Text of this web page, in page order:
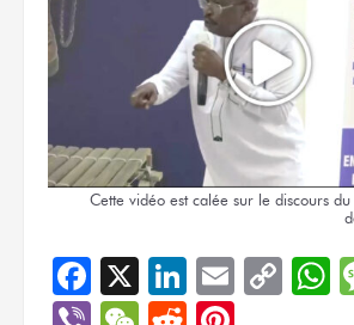
Cette vidéo est calée sur le discours du
Facebook
X LinkedIn
Email